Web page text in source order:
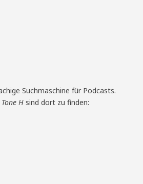
Suchmaschine für Podcasts.
Tone H sind dort zu finden: